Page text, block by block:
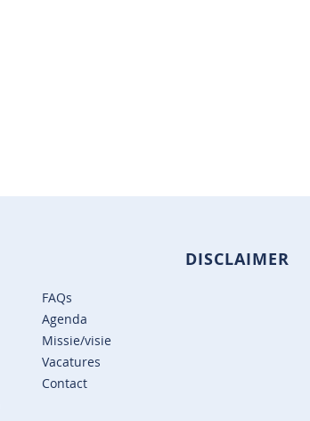
FAQs
Agenda
Missie/visie
Vacatures
Contact
DISCLAIMER